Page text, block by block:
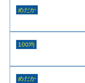
めだか
100均
めだか